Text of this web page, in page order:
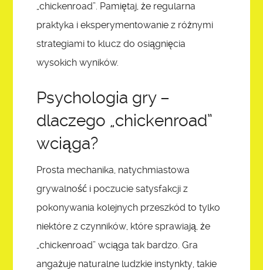
„chickenroad”. Pamiętaj, że regularna
praktyka i eksperymentowanie z różnymi
strategiami to klucz do osiągnięcia
wysokich wyników.
Psychologia gry –
dlaczego „chickenroad”
wciąga?
Prosta mechanika, natychmiastowa
grywalność i poczucie satysfakcji z
pokonywania kolejnych przeszkód to tylko
niektóre z czynników, które sprawiają, że
„chickenroad” wciąga tak bardzo. Gra
angażuje naturalne ludzkie instynkty, takie